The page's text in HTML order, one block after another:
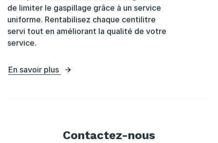
de limiter le gaspillage grâce à un service
uniforme. Rentabilisez chaque centilitre
servi tout en améliorant la qualité de votre
service.
En savoir plus
Contactez-nous